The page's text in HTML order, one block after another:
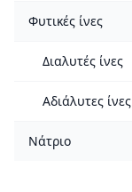
Φυτικές ίνες
Διαλυτές ίνες
Αδιάλυτες ίνες
Νάτριο